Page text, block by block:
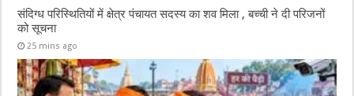
संदिग्ध परिस्थितियों में क्षेत्र पंचायत सदस्य का शव मिला , बच्ची ने दी परिजनों
को सूचना
25 mins ago